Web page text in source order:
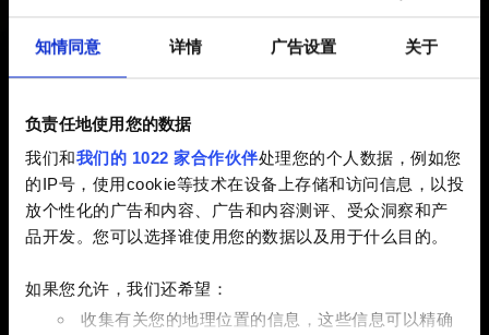
知情同意 详情 广告设置 关于
负责任地使用您的数据
我们和我们的 1022 家合作伙伴处理您的个人数据，例如您
的IP号，使用cookie等技术在设备上存储和访问信息，以投
放个性化的广告和内容、广告和内容测评、受众洞察和产
品开发。您可以选择谁使用您的数据以及用于什么目的。
如果您允许，我们还希望：
收集有关您的地理位置的信息，这些信息可以精确
牌：流浪法师》豪华版提供支持，此版本将于近期从各平
台下架（包括相关升级选项）：
- 2023 年 12 月 5 日起，豪华版将从 GOG、Steam 及
Apple App Store 下架。
上述日期后，此前购买过《流浪法师》豪华版的玩家，将
无法在《巫师之昆特牌》多人游戏中领取奖励。如果您拥
GOG 账户登录《流浪法师》及《巫师之昆特牌》至少各一